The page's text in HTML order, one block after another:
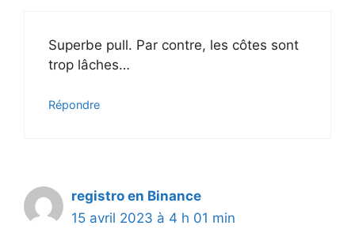
Superbe pull. Par contre, les côtes sont
trop lâches…
Répondre
registro en Binance
15 avril 2023 à 4 h 01 min